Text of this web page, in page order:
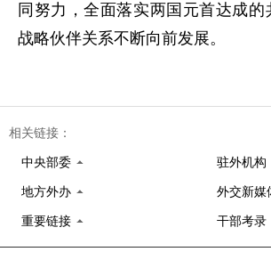
同努力，全面落实两国元首达成的
战略伙伴关系不断向前发展。
相关链接：
中央部委 驻外机构
地方外办 外交新媒
重要链接 干部考录